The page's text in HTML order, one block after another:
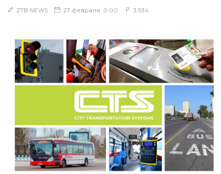
ZTB NEWS 27 февраля, 0:00 3,534